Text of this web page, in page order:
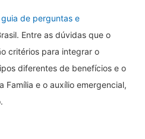
guia de perguntas e
Entre as dúvidas que o
critérios para integrar o
diferentes de benefícios e o
Família e o auxílio emergencial,